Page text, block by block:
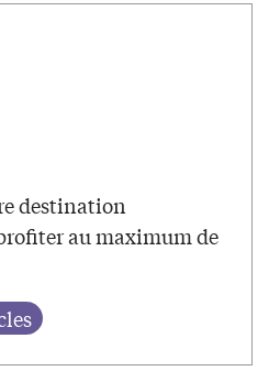
destination
au maximum de